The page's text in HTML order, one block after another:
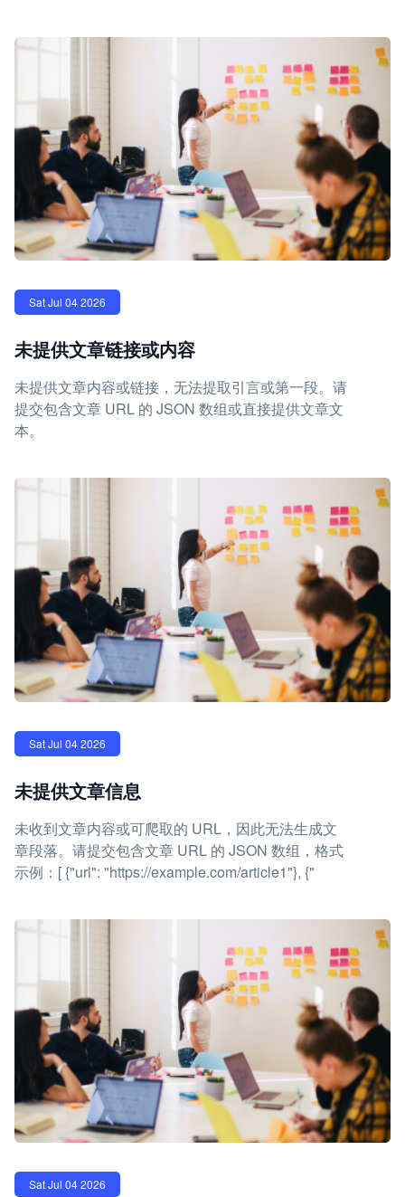
Sat Jul 04 2026
未提供文章链接或内容
未提供文章内容或链接，无法提取引言或第一段。请
提交包含文章 URL 的 JSON 数组或直接提供文章文
本。
Sat Jul 04 2026
未提供文章信息
未收到文章内容或可爬取的 URL，因此无法生成文
章段落。请提交包含文章 URL 的 JSON 数组，格式
示例：[ {"url": "https://example.com/article1"}, {"
Sat Jul 04 2026